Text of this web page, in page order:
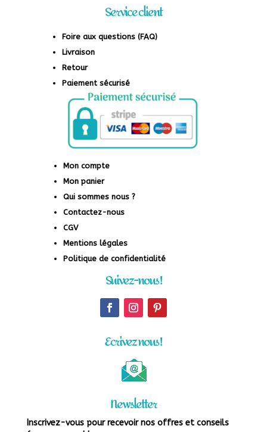
Service client
Foire aux questions (FAQ)
Livraison
Retour
Paiement sécurisé
Mon compte
Mon panier
Qui sommes nous ?
Contactez-nous
CGV
Mentions légales
Politique de confidentialité
Suivez-nous !
Ecrivez nous !
Newsletter
Inscrivez-vous pour recevoir nos offres et conseils